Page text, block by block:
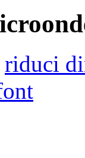
riduci